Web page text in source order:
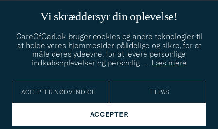
Vi skræddersyr din oplevelse!
CareOfCarl.dk bruger cookies og andre teknologier til
at holde vores hjemmesider pålidelige og sikre, for at
måle deres ydeevne, for at levere personlige
indkøbsoplevelser og personlig … Læs mere
ACCEPTER NØDVENDIGE TILPAS
ACCEPTER
info@careofcarl.dk
Behøver du hjælp til at finde din stil? Lad os hjælpe dig, vi hjælper
gerne til!
STILRÅD